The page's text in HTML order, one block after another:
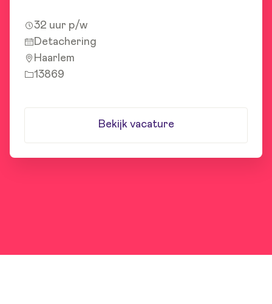
32 uur p/w
13869
Detachering
Haarlem
Bekijk vacature